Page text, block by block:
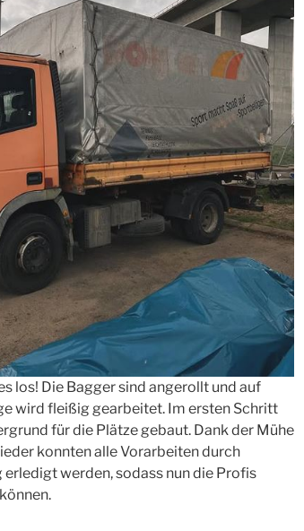
los! Die Bagger sind angerollt und auf
wird fleißig gearbeitet. Im ersten Schritt
für die Plätze gebaut. Dank der Mühe
konnten alle Vorarbeiten durch
erledigt werden, sodass nun die Profis